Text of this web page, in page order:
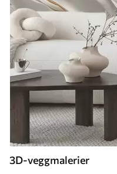
3D-veggmalerier